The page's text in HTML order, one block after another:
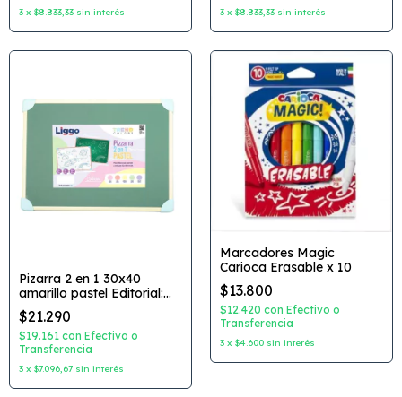
3 x $8.833,33 sin interés 3 x $8.833,33 sin interés
Pizarra 2 en 1 30x40
amarillo pastel Editorial:
Liggo
$21.290
$19.161 con Efectivo o
Transferencia
3 x $7.096,67 sin interés
Marcadores Magic
Carioca Erasable x 10
$13.800
$12.420 con Efectivo o
Transferencia
3 x $4.600 sin interés